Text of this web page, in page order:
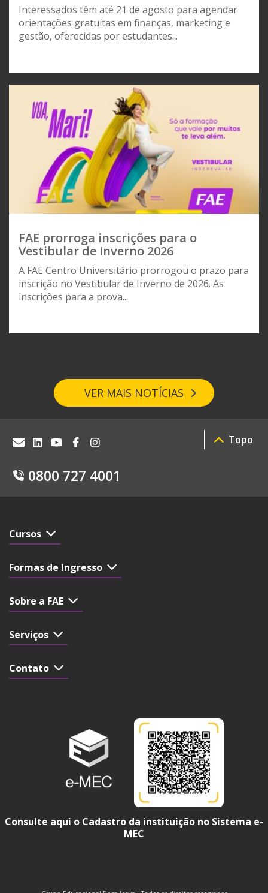
Interessados têm até 21 de agosto para agendar
orientações gratuitas em finanças, marketing e
gestão, oferecidas por estudantes...
FAE prorroga inscrições para o
Vestibular de Inverno 2026
A FAE Centro Universitário prorrogou o prazo para
inscrição no Vestibular de Inverno de 2026. As
inscrições para a prova...
VER MAIS NOTÍCIAS
0800 727 4001
Topo
Cursos
Formas de Ingresso
Sobre a FAE
Serviços
Contato
Consulte aqui o Cadastro da instituição no Sistema e-
MEC